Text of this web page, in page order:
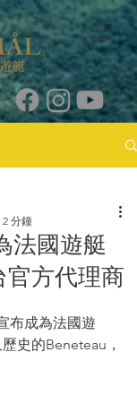
法國遊艇
方代理商
分鐘
布成為法國遊
史的Beneteau，